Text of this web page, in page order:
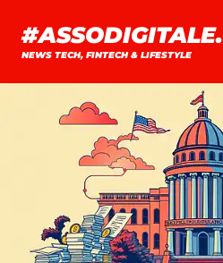
contenuto
#ASSODIGITALE.
NEWS TECH, FINTECH & LIFESTYLE